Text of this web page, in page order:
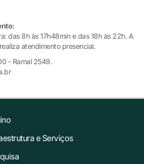
das 8h às 17h48min e das 18h às 22h. A
atendimento presencial.
- Ramal 2549.
e Serviços